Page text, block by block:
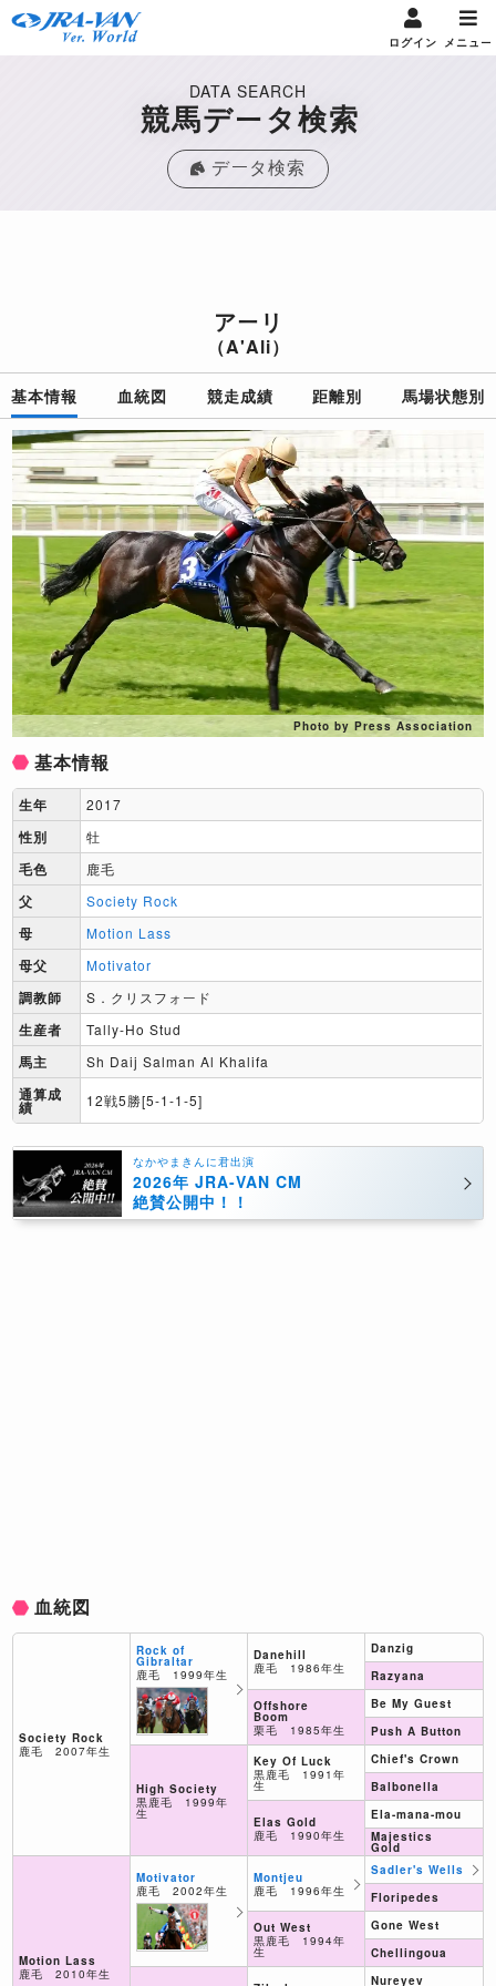
ログイン メニュー
DATA SEARCH
競馬データ検索
データ検索
アーリ
（A'Ali）
基本情報 血統図 競走成績 距離別 馬場状態別
Photo by Press Association
基本情報
生年 2017
性別 牡
毛色 鹿毛
父 Society Rock
母 Motion Lass
母父 Motivator
調教師 S．クリスフォード
生産者 Tally-Ho Stud
馬主 Sh Daij Salman Al Khalifa
通算成
績 12戦5勝[5-1-1-5]
なかやまきんに君出演
2026年 JRA-VAN CM
絶賛公開中！！
血統図
Society Rock
鹿毛 2007年生
Motion Lass
鹿毛 2010年生
Rock of
Gibraltar
鹿毛 1999年生
High Society
黒鹿毛 1999年
生
Motivator
鹿毛 2002年生
Danehill
鹿毛 1986年生
Offshore
Boom
栗毛 1985年生
Key Of Luck
黒鹿毛 1991年
生
Elas Gold
鹿毛 1990年生
Montjeu
鹿毛 1996年生
Out West
黒鹿毛 1994年
生
Danzig
Razyana
Be My Guest
Push A Button
Chief's Crown
Balbonella
Ela-mana-mou
Majestics
Gold
Sadler's Wells
Floripedes
Gone West
Chellingoua
Nureyev